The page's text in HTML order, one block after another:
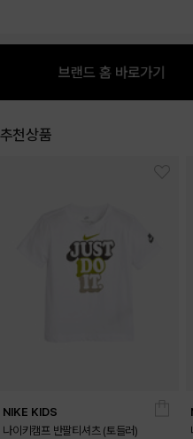
천상품
NIKE KIDS
나이키캠프 반팔티셔츠 (토들러)